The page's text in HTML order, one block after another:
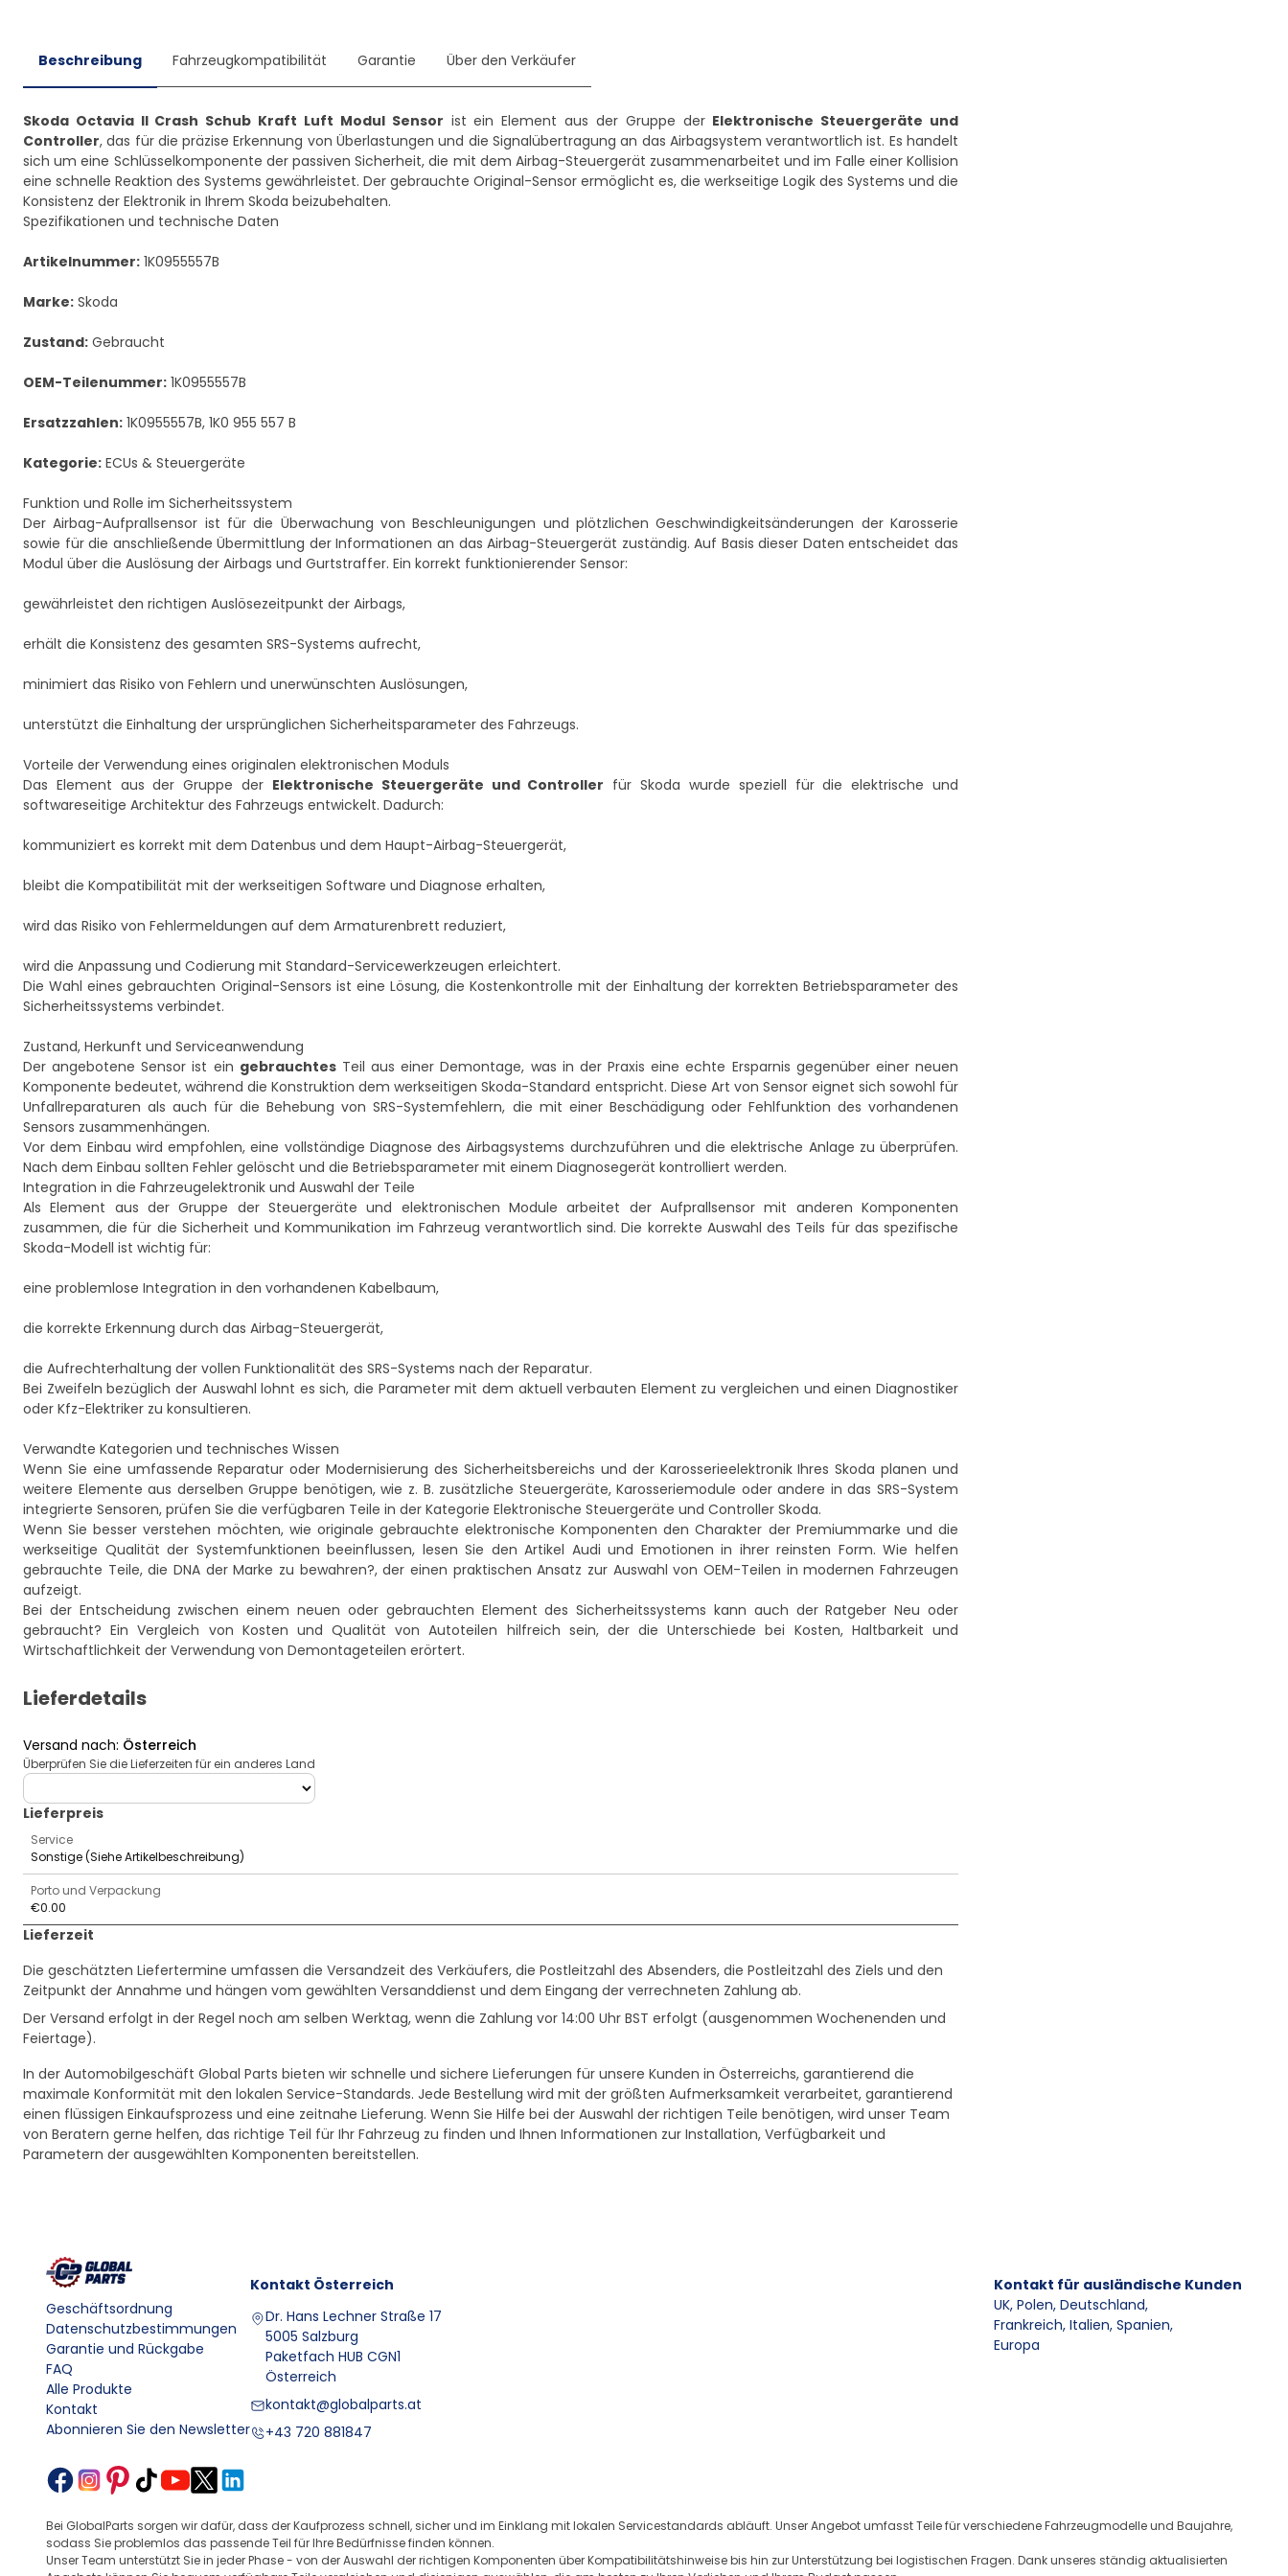
Beschreibung Fahrzeugkompatibilität Garantie Über den Verkäufer
Skoda Octavia II Crash Schub Kraft Luft Modul Sensor ist ein Element aus der Gruppe der Elektronische Steuergeräte und
Controller, das für die präzise Erkennung von Überlastungen und die Signalübertragung an das Airbagsystem verantwortlich ist. Es handelt
sich um eine Schlüsselkomponente der passiven Sicherheit, die mit dem Airbag-Steuergerät zusammenarbeitet und im Falle einer Kollision
eine schnelle Reaktion des Systems gewährleistet. Der gebrauchte Original-Sensor ermöglicht es, die werkseitige Logik des Systems und die
Konsistenz der Elektronik in Ihrem Skoda beizubehalten.
Spezifikationen und technische Daten
Artikelnummer: 1K0955557B
Marke: Skoda
Zustand: Gebraucht
OEM-Teilenummer: 1K0955557B
Ersatzzahlen: 1K0955557B, 1K0 955 557 B
Kategorie: ECUs & Steuergeräte
Funktion und Rolle im Sicherheitssystem
Der Airbag-Aufprallsensor ist für die Überwachung von Beschleunigungen und plötzlichen Geschwindigkeitsänderungen der Karosserie
sowie für die anschließende Übermittlung der Informationen an das Airbag-Steuergerät zuständig. Auf Basis dieser Daten entscheidet das
Modul über die Auslösung der Airbags und Gurtstraffer. Ein korrekt funktionierender Sensor:
gewährleistet den richtigen Auslösezeitpunkt der Airbags,
erhält die Konsistenz des gesamten SRS-Systems aufrecht,
minimiert das Risiko von Fehlern und unerwünschten Auslösungen,
unterstützt die Einhaltung der ursprünglichen Sicherheitsparameter des Fahrzeugs.
Vorteile der Verwendung eines originalen elektronischen Moduls
Das Element aus der Gruppe der Elektronische Steuergeräte und Controller für Skoda wurde speziell für die elektrische und
softwareseitige Architektur des Fahrzeugs entwickelt. Dadurch:
kommuniziert es korrekt mit dem Datenbus und dem Haupt-Airbag-Steuergerät,
bleibt die Kompatibilität mit der werkseitigen Software und Diagnose erhalten,
wird das Risiko von Fehlermeldungen auf dem Armaturenbrett reduziert,
wird die Anpassung und Codierung mit Standard-Servicewerkzeugen erleichtert.
Die Wahl eines gebrauchten Original-Sensors ist eine Lösung, die Kostenkontrolle mit der Einhaltung der korrekten Betriebsparameter des
Sicherheitssystems verbindet.
Zustand, Herkunft und Serviceanwendung
Der angebotene Sensor ist ein gebrauchtesTeil aus einer Demontage, was in der Praxis eine echte Ersparnis gegenüber einer neuen
Komponente bedeutet, während die Konstruktion dem werkseitigen Skoda-Standard entspricht. Diese Art von Sensor eignet sich sowohl für
Unfallreparaturen als auch für die Behebung von SRS-Systemfehlern, die mit einer Beschädigung oder Fehlfunktion des vorhandenen
Sensors zusammenhängen.
Vor dem Einbau wird empfohlen, eine vollständige Diagnose des Airbagsystems durchzuführen und die elektrische Anlage zu überprüfen.
Nach dem Einbau sollten Fehler gelöscht und die Betriebsparameter mit einem Diagnosegerät kontrolliert werden.
Integration in die Fahrzeugelektronik und Auswahl der Teile
Als Element aus der Gruppe der Steuergeräte und elektronischen Module arbeitet der Aufprallsensor mit anderen Komponenten
zusammen, die für die Sicherheit und Kommunikation im Fahrzeug verantwortlich sind. Die korrekte Auswahl des Teils für das spezifische
Skoda-Modell ist wichtig für:
eine problemlose Integration in den vorhandenen Kabelbaum,
die korrekte Erkennung durch das Airbag-Steuergerät,
die Aufrechterhaltung der vollen Funktionalität des SRS-Systems nach der Reparatur.
Bei Zweifeln bezüglich der Auswahl lohnt es sich, die Parameter mit dem aktuell verbauten Element zu vergleichen und einen Diagnostiker
oder Kfz-Elektriker zu konsultieren.
Verwandte Kategorien und technisches Wissen
Wenn Sie eine umfassende Reparatur oder Modernisierung des Sicherheitsbereichs und der Karosserieelektronik Ihres Skoda planen und
weitere Elemente aus derselben Gruppe benötigen, wie z. B. zusätzliche Steuergeräte, Karosseriemodule oder andere in das SRS-System
integrierte Sensoren, prüfen Sie die verfügbaren Teile in der Kategorie Elektronische Steuergeräte und Controller Skoda.
Wenn Sie besser verstehen möchten, wie originale gebrauchte elektronische Komponenten den Charakter der Premiummarke und die
werkseitige Qualität der Systemfunktionen beeinflussen, lesen Sie den Artikel Audi und Emotionen in ihrer reinsten Form. Wie helfen
gebrauchte Teile, die DNA der Marke zu bewahren?, der einen praktischen Ansatz zur Auswahl von OEM-Teilen in modernen Fahrzeugen
aufzeigt.
Bei der Entscheidung zwischen einem neuen oder gebrauchten Element des Sicherheitssystems kann auch der RatgeberNeu oder
gebraucht? Ein Vergleich von Kosten und Qualität von Autoteilen hilfreich sein, der die Unterschiede bei Kosten, Haltbarkeit und
Wirtschaftlichkeit der Verwendung von Demontageteilen erörtert.
Lieferdetails
Versand nach: Österreich
Überprüfen Sie die Lieferzeiten für ein anderes Land
deliveryCountry
Lieferpreis
Service
Sonstige (Siehe Artikelbeschreibung)
Porto und Verpackung
€0.00
Lieferzeit
Die geschätzten Liefertermine umfassen die Versandzeit des Verkäufers, die Postleitzahl des Absenders, die Postleitzahl des Ziels und den
Zeitpunkt der Annahme und hängen vom gewählten Versanddienst und dem Eingang der verrechneten Zahlung ab.
Der Versand erfolgt in der Regel noch am selben Werktag, wenn die Zahlung vor 14:00 Uhr BST erfolgt (ausgenommen Wochenenden und
Feiertage).
In der Automobilgeschäft Global Parts bieten wir schnelle und sichere Lieferungen für unsere Kunden in Österreichs, garantierend die
maximale Konformität mit den lokalen Service-Standards. Jede Bestellung wird mit der größten Aufmerksamkeit verarbeitet, garantierend
einen flüssigen Einkaufsprozess und eine zeitnahe Lieferung. Wenn Sie Hilfe bei der Auswahl der richtigen Teile benötigen, wird unser Team
von Beratern gerne helfen, das richtige Teil für Ihr Fahrzeug zu finden und Ihnen Informationen zur Installation, Verfügbarkeit und
Parametern der ausgewählten Komponenten bereitstellen.
Geschäftsordnung
Datenschutzbestimmungen
Garantie und Rückgabe
FAQ
Alle Produkte
Kontakt
Abonnieren Sie den Newsletter
Kontakt Österreich
Dr. Hans Lechner Straße 17
5005 Salzburg
Paketfach HUB CGN1
Österreich
kontakt@globalparts.at
+43 720 881847
Kontakt für ausländische Kunden
UK, Polen, Deutschland,
Frankreich, Italien, Spanien,
Europa
Bei GlobalParts sorgen wir dafür, dass der Kaufprozess schnell, sicher und im Einklang mit lokalen Servicestandards abläuft. Unser Angebot umfasst Teile für verschiedene Fahrzeugmodelle und Baujahre,
sodass Sie problemlos das passende Teil für Ihre Bedürfnisse finden können.
Unser Team unterstützt Sie in jeder Phase - von der Auswahl der richtigen Komponenten über Kompatibilitätshinweise bis hin zur Unterstützung bei logistischen Fragen. Dank unseres ständig aktualisierten